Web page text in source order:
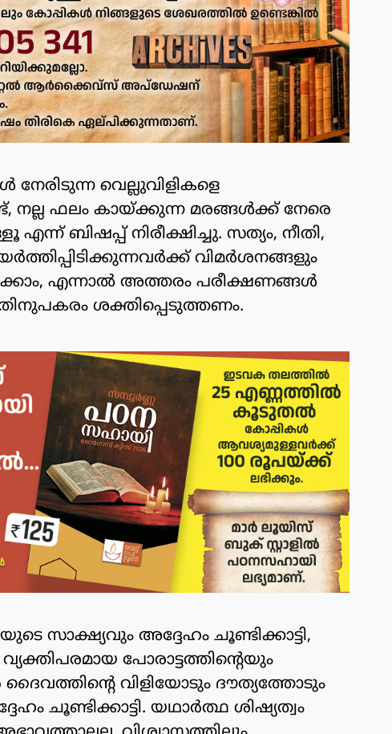
നേരിടുന്ന വെല്ലുവിളികളെ
ഫലം കായ്ക്കുന്ന മരങ്ങൾക്ക് നേരെ
ബിഷപ്പ് നിരീക്ഷിച്ചു. സത്യം, നീതി,
വിമർശനങ്ങളും
എന്നാൽ അത്തരം പരീക്ഷണങ്ങൾ
ശക്തിപ്പെടുത്തണം.
സാക്ഷ്യവും അദ്ദേഹം ചൂണ്ടിക്കാട്ടി,
പോരാട്ടത്തിന്റെയും
വിളിയോടും ദൗത്യത്തോടും
ചൂണ്ടിക്കാട്ടി. യഥാർത്ഥ ശിഷ്യത്വം